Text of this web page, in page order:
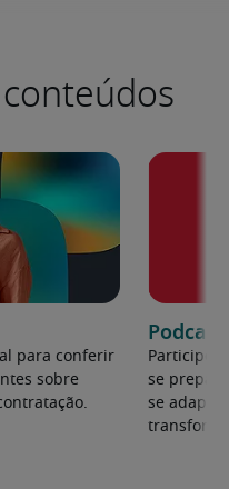
para conferir
sobre
Participe
se
se